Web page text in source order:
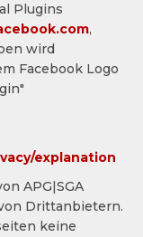
Plugins
,
wird
Facebook Logo
explanation
APG|SGA
Drittanbietern.
keine